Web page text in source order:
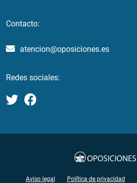
Contacto:
atencion@oposiciones.es
Redes sociales:
Aviso legal Política de privacidad